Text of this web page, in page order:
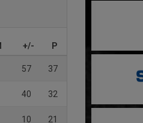
+/- P
57 37
40 32
10 21